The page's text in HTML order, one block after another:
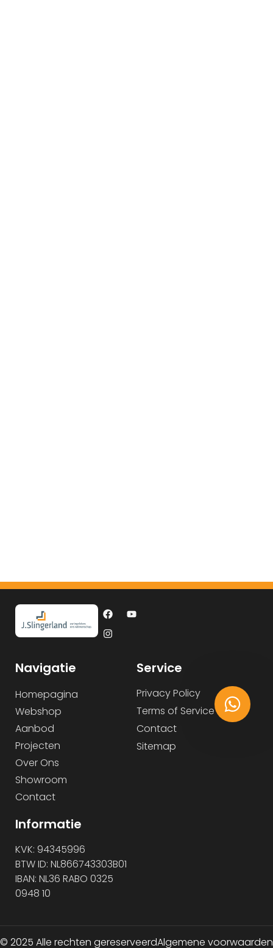
Navigatie
Homepagina
Webshop
Aanbod
Projecten
Over Ons
Showroom
Contact
Service
Privacy Policy
Terms of Service
Contact
Sitemap
Informatie
KVK: 94345996
BTW ID: NL866743303B01
IBAN: NL36 RABO 0325
0948 10
© 2025 Alle rechten gereserveerdAlgemene voorwaarden